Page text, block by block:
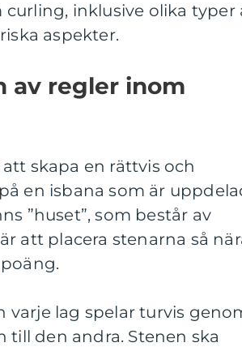
inklusive olika typer
aspekter.
av regler inom
skapa en rättvis och
en isbana som är
”huset”, som består av
att placera stenarna så
varje lag spelar turvis
till den andra. Stenen ska